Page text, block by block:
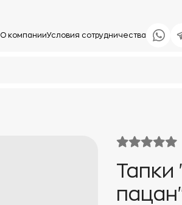
О компанииУсловия сотрудничества